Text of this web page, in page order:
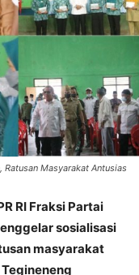
Masyarakat Antusias
RI Fraksi Partai
sosialisasi
masyarakat